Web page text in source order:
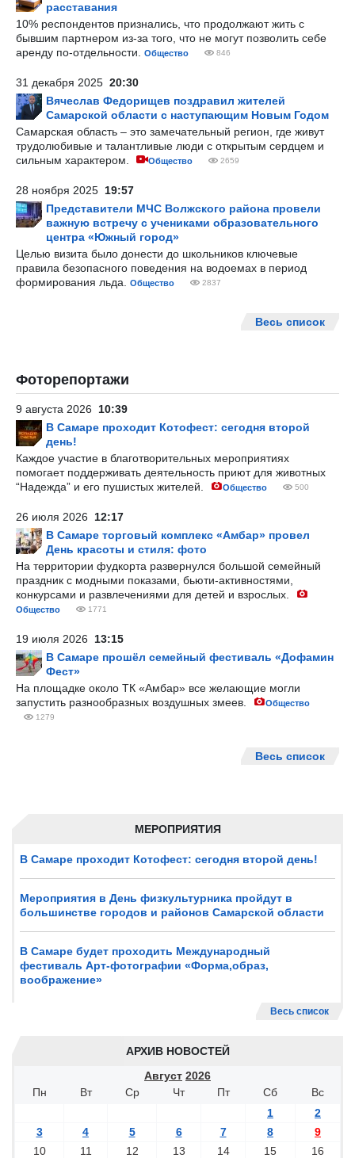
МЕРОПРИЯТИЯ
В Самаре проходит Котофест: сегодня второй день!
Мероприятия в День физкультурника пройдут в
большинстве городов и районов Самарской области
В Самаре будет проходить Международный
фестиваль Арт-фотографии «Форма,образ,
воображение»
Весь список
АРХИВ НОВОСТЕЙ
Август 2026
Пн
Вт Ср Чт Пт Сб
Вс
1
2
3
4 5 6 7 8
9
10
11 12 13 14 15 16
расставания
10% респондентов признались, что продолжают жить с
бывшим партнером из-за того, что не могут позволить себе
аренду по-отдельности.
Общество 846
31 декабря 2025 20:30
Вячеслав Федорищев поздравил жителей
Самарской области с наступающим Новым Годом
Самарская область – это замечательный регион, где живут
трудолюбивые и талантливые люди с открытым сердцем и
сильным характером.
Общество 2659
28 ноября 2025 19:57
Представители МЧС Волжского района провели
важную встречу с учениками образовательного
центра «Южный город»
Целью визита было донести до школьников ключевые
правила безопасного поведения на водоемах в период
формирования льда.
Общество 2837
Весь список
Фоторепортажи
9 августа 2026 10:39
В Самаре проходит Котофест: сегодня второй
день!
Каждое участие в благотворительных мероприятиях
помогает поддерживать деятельность приют для животных
“Надежда” и его пушистых жителей.
Общество 500
26 июля 2026 12:17
В Самаре торговый комплекс «Амбар» провел
День красоты и стиля: фото
На территории фудкорта развернулся большой семейный
праздник с модными показами, бьюти-активностями,
конкурсами и развлечениями для детей и взрослых.
Общество 1771
19 июля 2026 13:15
В Самаре прошёл семейный фестиваль «Дофамин
Фест»
На площадке около ТК «Амбар» все желающие могли
запустить разнообразных воздушных змеев.
Общество
1279
Весь список